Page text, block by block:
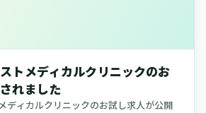
トメディカルクリニックのお
れました
ディカルクリニックのお試し求人が公開